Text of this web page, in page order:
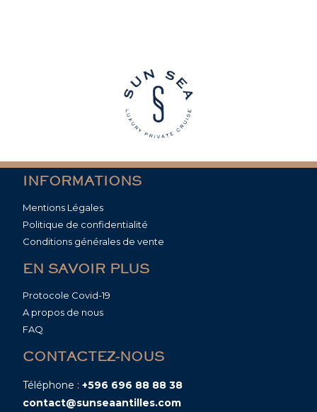
INFORMATIONS
Mentions Légales
Politique de confidentialité
Conditions générales de vente
EN SAVOIR PLUS
Protocole Covid-19
A propos de nous
FAQ
CONTACTEZ-NOUS
Téléphone :+596 696 88 88 38
contact@sunseaantilles.com